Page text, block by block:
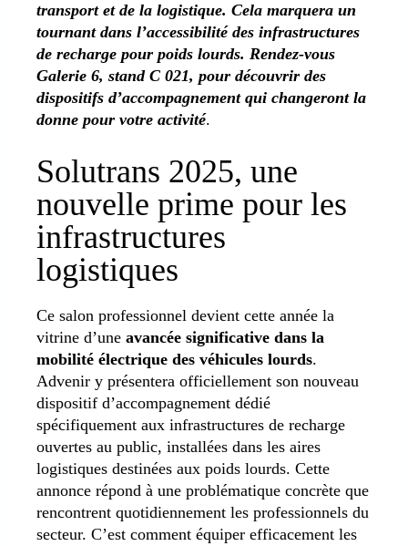
transport et de la logistique. Cela marquera un
tournant dans l’accessibilité des infrastructures
de recharge pour poids lourds. Rendez-vous
Galerie 6, stand C 021, pour découvrir des
dispositifs d’accompagnement qui changeront la
donne pour votre activité.
Solutrans 2025, une
nouvelle prime pour les
infrastructures
logistiques
Ce salon professionnel devient cette année la
vitrine d’une avancée significative dans la
mobilité électrique des véhicules lourds.
Advenir y présentera officiellement son nouveau
dispositif d’accompagnement dédié
spécifiquement aux infrastructures de recharge
ouvertes au public, installées dans les aires
logistiques destinées aux poids lourds. Cette
annonce répond à une problématique concrète que
rencontrent quotidiennement les professionnels du
secteur. C’est comment équiper efficacement les